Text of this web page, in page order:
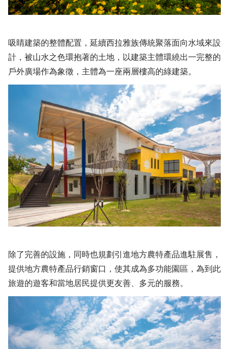
吸睛建築的整體配置，延續西拉雅族傳統聚落面向水域來設
計，被山水之色環抱著的土地，以建築主體環繞出一完整的
戶外廣場作為象徵，主體為一座兩層樓高的綠建築。
除了完善的設施，同時也規劃引進地方農特產品進駐展售，
提供地方農特產品行銷窗口，使其成為多功能園區，為到此
旅遊的遊客和當地居民提供更友善、多元的服務。